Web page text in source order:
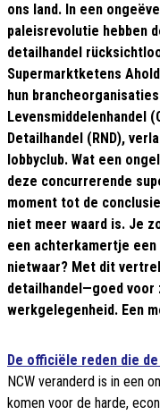
ons land. In een
paleisrevolutie hebben
detailhandel
Supermarktketens
hun
Levensmiddelenhandel
Detailhandel (RND),
lobbyclub. Wat een
deze concurrerende
moment tot de
niet meer waard is. Je
een achterkamertje
nietwaar? Met dit
detailhandel—goed voor
werkgelegenheid. Een
De officiële reden die
NCW veranderd is in een
komen voor de harde,